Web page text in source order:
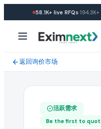
求购: Refined
采购需求规格与贸
运输条款与目的港
买家要求 CIF 运输条款。
58.1K+live RFQs·194.3K+
返回询价市场
活跃需求
Be the first to